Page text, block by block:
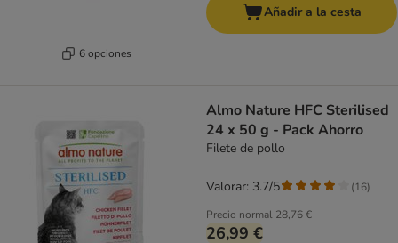
6 opciones
Añadir a la cesta
Almo Nature HFC Sterilised
24 x 50 g - Pack Ahorro
Filete de pollo
Precio normal 28,76 €
26,99 €
Valorar: 3.7/5 (16)